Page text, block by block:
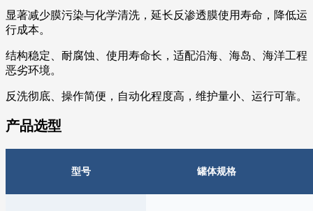
显著减少膜污染与化学清洗，延长反渗透膜使用寿命，降低运
行成本。
结构稳定、耐腐蚀、使用寿命长，适配沿海、海岛、海洋工程
恶劣环境。
反洗彻底、操作简便，自动化程度高，维护量小、运行可靠。
产品选型
型号 罐体规格